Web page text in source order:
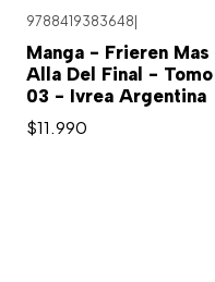
9788419383648
Manga - Frieren Mas
Alla Del Final - Tomo
03 - Ivrea Argentina
$11.990